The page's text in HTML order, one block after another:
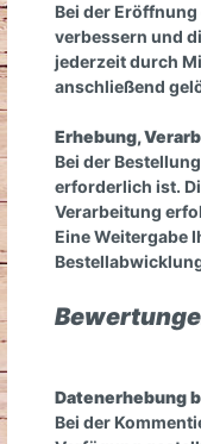
Bei der
verbessern und
jederzeit durch
anschließend
Erhebung,
Bei der
erforderlich ist.
Verarbeitung
Eine Weitergabe
Datenerhebung
Bei der